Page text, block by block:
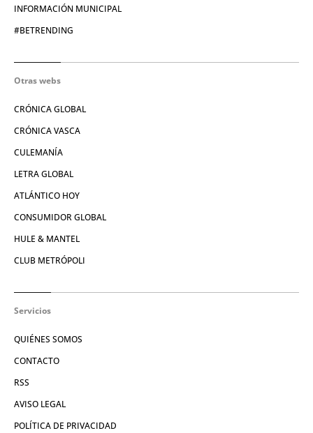
INFORMACIÓN MUNICIPAL
#BETRENDING
Otras webs
CRÓNICA GLOBAL
CRÓNICA VASCA
CULEMANÍA
LETRA GLOBAL
ATLÁNTICO HOY
CONSUMIDOR GLOBAL
HULE & MANTEL
CLUB METRÓPOLI
Servicios
QUIÉNES SOMOS
CONTACTO
RSS
AVISO LEGAL
POLÍTICA DE PRIVACIDAD